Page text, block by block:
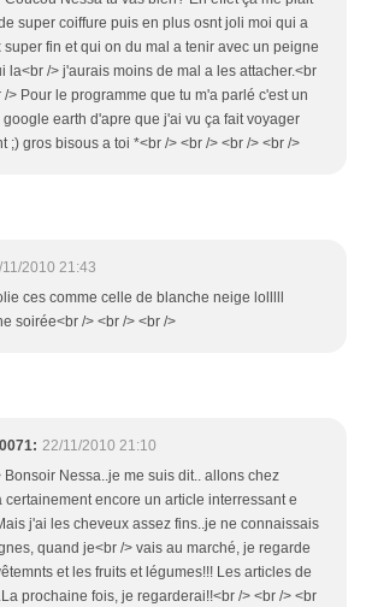
super coiffure puis en plus osnt joli moi qui a
super fin et qui on du mal a tenir avec un peigne
la<br /> j'aurais moins de mal a les attacher.<br
/> Pour le programme que tu m'a parlé c'est un
earth d'apre que j'ai vu ça fait voyager
;) gros bisous a toi *<br /> <br /> <br /> <br />
2010 21:43
ces comme celle de blanche neige lolllll
soirée<br /> <br /> <br />
22/11/2010 21:10
Bonsoir Nessa..je me suis dit.. allons chez
certainement encore un article interressant e
j'ai les cheveux assez fins..je ne connaissais
quand je<br /> vais au marché, je regarde
et les fruits et légumes!!! Les articles de
prochaine fois, je regarderai!!<br /> <br /> <br